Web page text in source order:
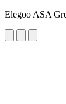
Elegoo ASA